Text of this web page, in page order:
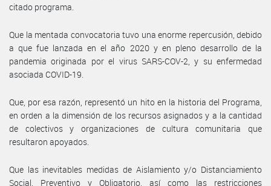
citado programa.
Que la mentada convocatoria tuvo una enorme repercusión, debido
a que fue lanzada en el año 2020 y en pleno desarrollo de la
pandemia originada por el virus SARS-COV-2, y su enfermedad
asociada COVID-19.
Que, por esa razón, representó un hito en la historia del Programa,
en orden a la dimensión de los recursos asignados y a la cantidad
de colectivos y organizaciones de cultura comunitaria que
resultaron apoyados.
Que las inevitables medidas de Aislamiento y/o Distanciamiento
Social, Preventivo y Obligatorio, así como las restricciones